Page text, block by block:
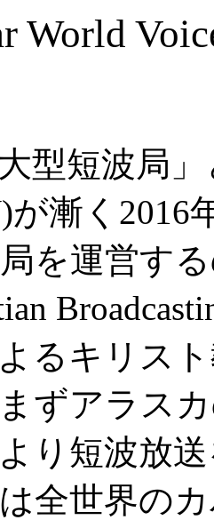
World
型短波局」
が漸く2016
を運営す
るキリス
ずアラス
り短波放
全世界の